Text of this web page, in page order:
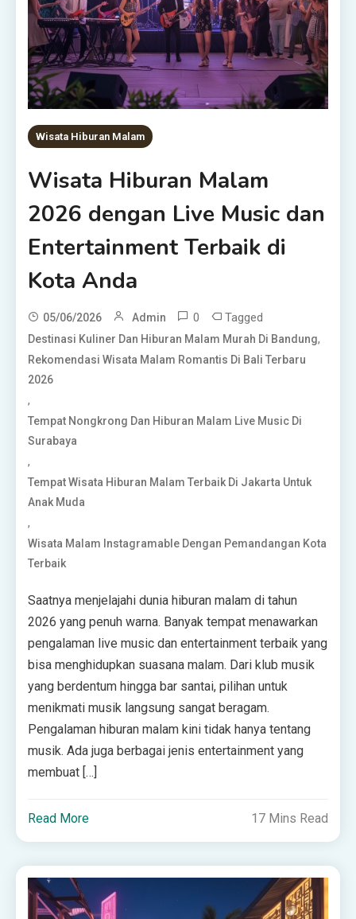
Wisata Hiburan Malam
Wisata Hiburan Malam
2026 dengan Live Music dan
Entertainment Terbaik di
Kota Anda
05/06/2026 Admin 0 Tagged
Destinasi Kuliner Dan Hiburan Malam Murah Di Bandung,
Rekomendasi Wisata Malam Romantis Di Bali Terbaru
2026
,
Tempat Nongkrong Dan Hiburan Malam Live Music Di
Surabaya
,
Tempat Wisata Hiburan Malam Terbaik Di Jakarta Untuk
Anak Muda
,
Wisata Malam Instagramable Dengan Pemandangan Kota
Terbaik
Saatnya menjelajahi dunia hiburan malam di tahun
2026 yang penuh warna. Banyak tempat menawarkan
pengalaman live music dan entertainment terbaik yang
bisa menghidupkan suasana malam. Dari klub musik
yang berdentum hingga bar santai, pilihan untuk
menikmati musik langsung sangat beragam.
Pengalaman hiburan malam kini tidak hanya tentang
musik. Ada juga berbagai jenis entertainment yang
membuat […]
Read More 17 Mins Read